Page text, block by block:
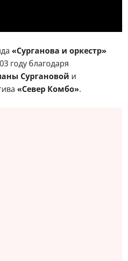
«Сурганова и оркестр»
году благодаря
Сургановой и
«Север Комбо».